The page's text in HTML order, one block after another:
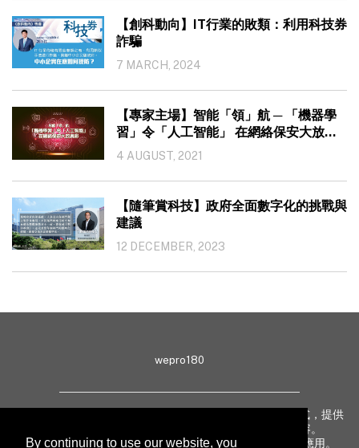
By continuing to use our website, you
【創科動向】IT行業的敗類：利用科技券
詐騙
7 MARCH, 2024
【專家主場】智能「領」航 ─ 「機器學
習」令「人工智能」 在網絡保安大放異
彩
4 AUGUST, 2021
【隨筆賞科技】政府全面數字化的挑戰與
建議
12 DECEMBER, 2023
wepro180
wepro180 由 IT 業界專家組成，以生動有趣、深入淺出方式，提供
最新 IT 動態、趨勢、技術、行業熱話、專題報導等內容。
致力提升亞太地區科技知識及網絡安全意識，促進新技術應用。